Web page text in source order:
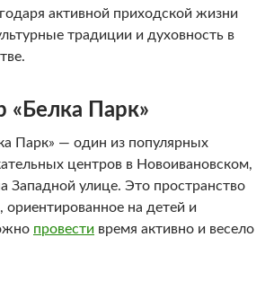
активной приходской жизни
традиции и духовность в
«Белка Парк»
Парк» — один из популярных
центров в Новоивановском,
Западной улице. Это пространство
ориентированное на детей и
провести время активно и весело